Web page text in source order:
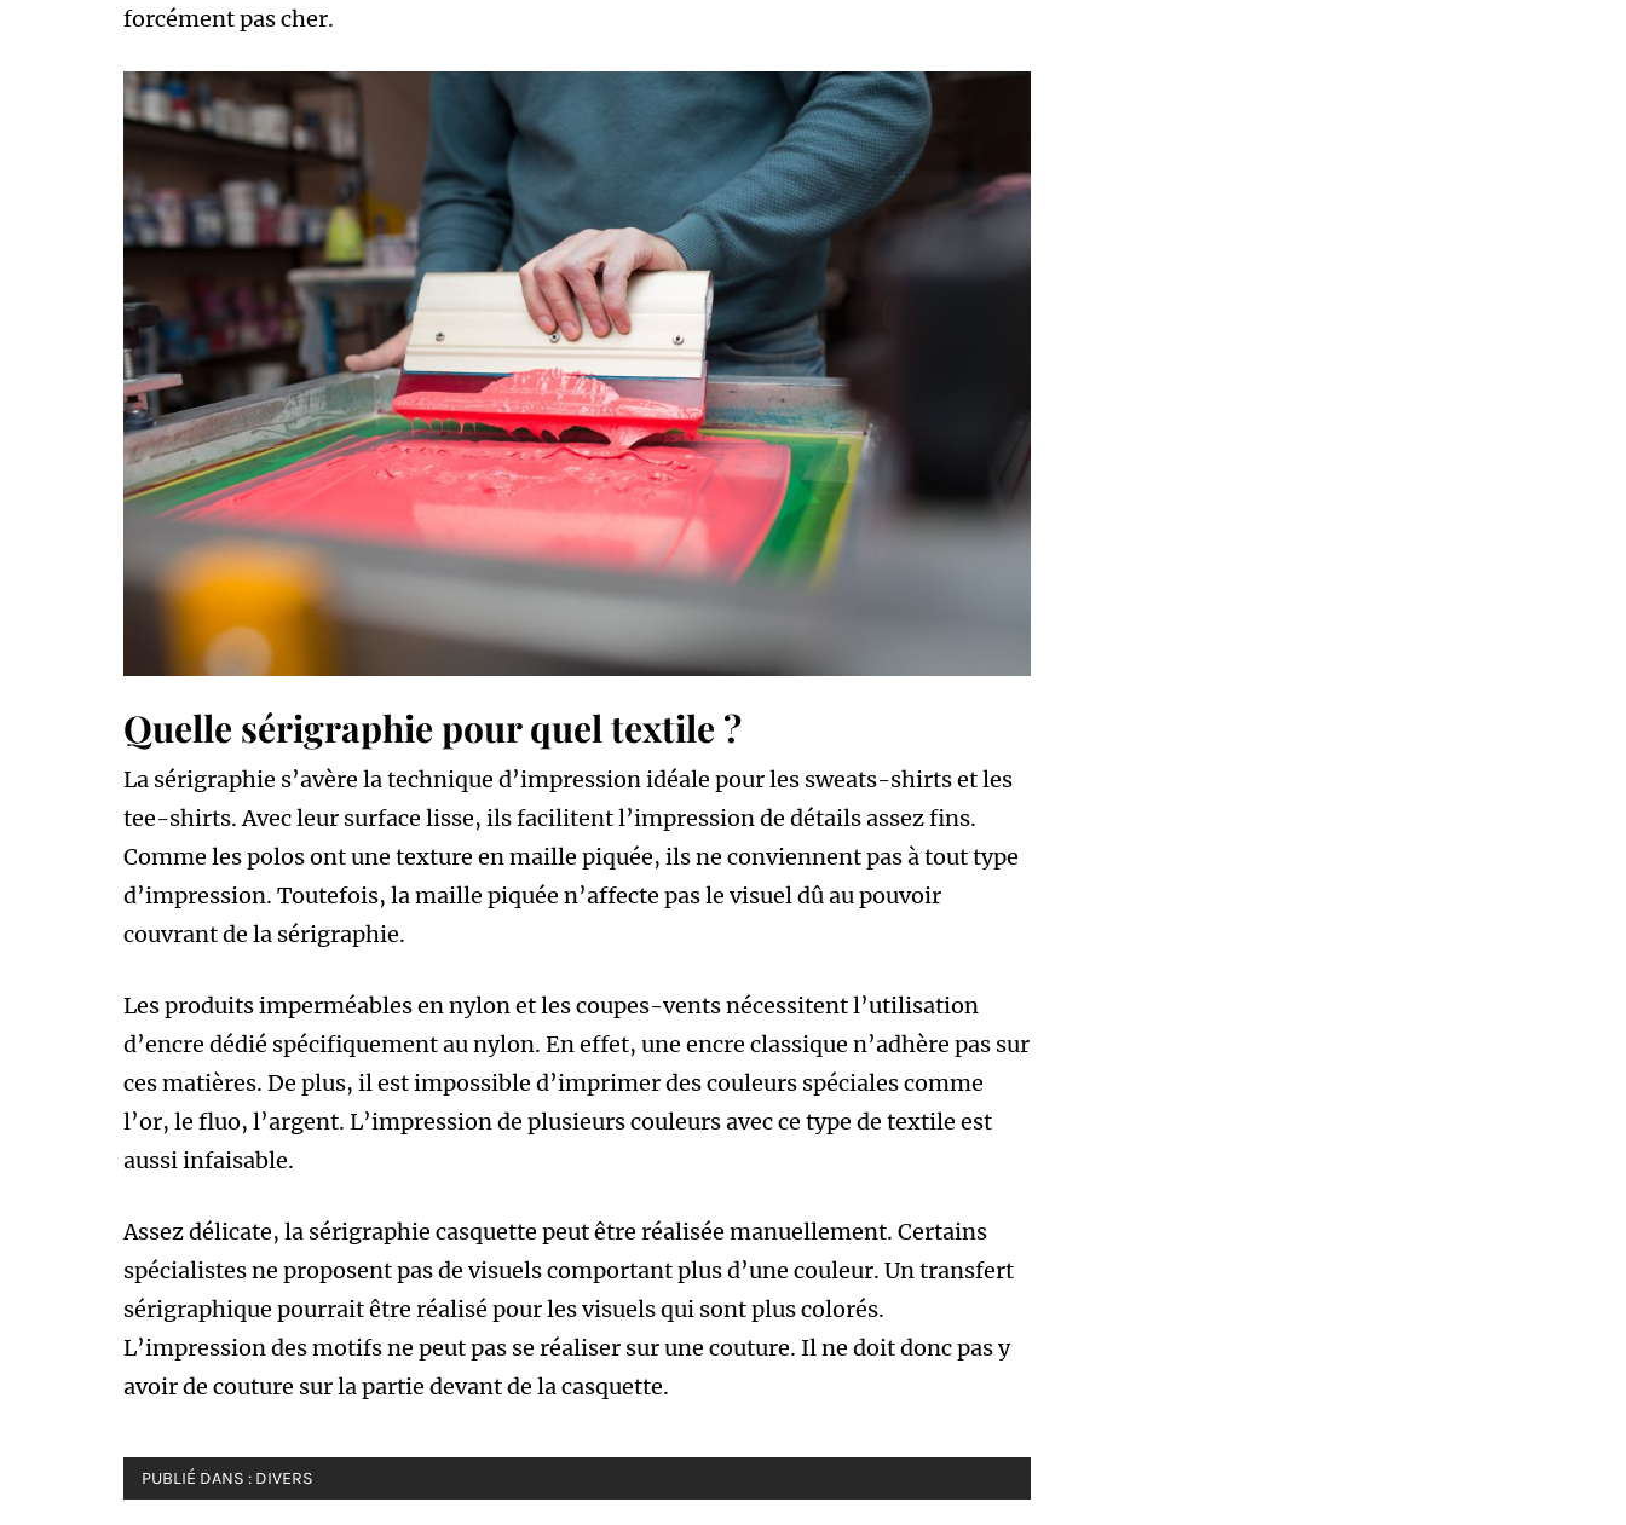
forcément pas cher.
Quelle sérigraphie pour quel textile ?
La sérigraphie s’avère la technique d’impression idéale pour les sweats-shirts et les
tee-shirts. Avec leur surface lisse, ils facilitent l’impression de détails assez fins.
Comme les polos ont une texture en maille piquée, ils ne conviennent pas à tout type
d’impression. Toutefois, la maille piquée n’affecte pas le visuel dû au pouvoir
couvrant de la sérigraphie.
Les produits imperméables en nylon et les coupes-vents nécessitent l’utilisation
d’encre dédié spécifiquement au nylon. En effet, une encre classique n’adhère pas sur
ces matières. De plus, il est impossible d’imprimer des couleurs spéciales comme
l’or, le fluo, l’argent. L’impression de plusieurs couleurs avec ce type de textile est
aussi infaisable.
Assez délicate, la sérigraphie casquette peut être réalisée manuellement. Certains
spécialistes ne proposent pas de visuels comportant plus d’une couleur. Un transfert
sérigraphique pourrait être réalisé pour les visuels qui sont plus colorés.
L’impression des motifs ne peut pas se réaliser sur une couture. Il ne doit donc pas y
avoir de couture sur la partie devant de la casquette.
PUBLIÉ DANS : DIVERS